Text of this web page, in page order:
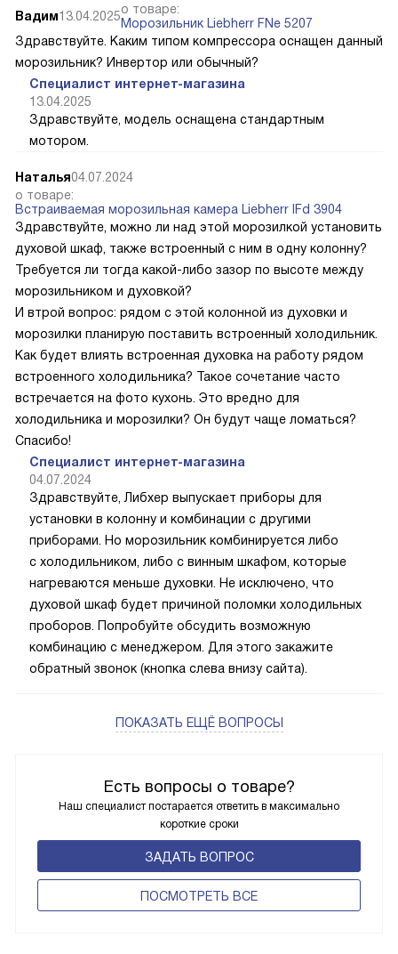
Есть вопросы о товаре?
Наш специалист постарается ответить в максимально
короткие сроки
ЗАДАТЬ ВОПРОС
ПОCМОТРЕТЬ ВСЕ
Вадим13.04.2025о товаре:
Морозильник Liebherr FNe 5207
Здравствуйте. Каким типом компрессора оснащен данный
морозильник? Инвертор или обычный?
Специалист интернет-магазина
13.04.2025
Здравствуйте, модель оснащена стандартным
мотором.
Наталья04.07.2024
о товаре:
Встраиваемая морозильная камера Liebherr IFd 3904
Здравствуйте, можно ли над этой морозилкой установить
духовой шкаф, также встроенный с ним в одну колонну?
Требуется ли тогда какой-либо зазор по высоте между
морозильником и духовкой?
И втрой вопрос: рядом с этой колонной из духовки и
морозилки планирую поставить встроенный холодильник.
Как будет влиять встроенная духовка на работу рядом
встроенного холодильника? Такое сочетание часто
встречается на фото кухонь. Это вредно для
холодильника и морозилки? Он будут чаще ломаться?
Спасибо!
Специалист интернет-магазина
04.07.2024
Здравствуйте, Либхер выпускает приборы для
установки в колонну и комбинации с другими
приборами. Но морозильник комбинируется либо
с холодильником, либо с винным шкафом, которые
нагреваются меньше духовки. Не исключено, что
духовой шкаф будет причиной поломки холодильных
проборов. Попробуйте обсудить возможную
комбинацию с менеджером. Для этого закажите
обратный звонок (кнопка слева внизу сайта).
ПОКАЗАТЬ ЕЩЁ ВОПРОСЫ